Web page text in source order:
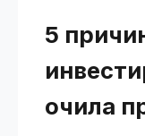
5
очила